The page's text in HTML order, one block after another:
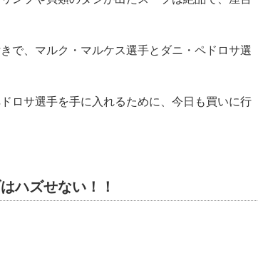
で、マルク・マルケス選手とダニ・ペドロサ選
ロサ選手を手に入れるために、今日も買いに行
ハズせない！！